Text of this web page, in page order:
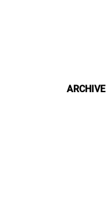
ARCHIVE